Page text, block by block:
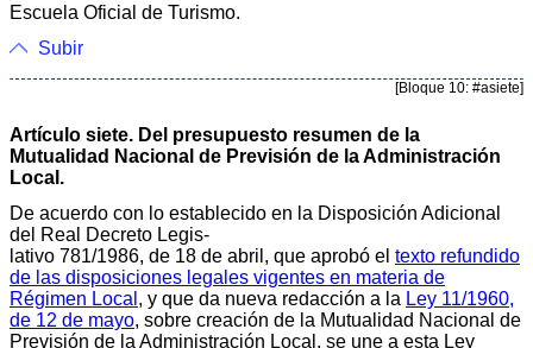
Escuela Oficial de Turismo.
Subir
[Bloque 10: #asiete]
Artículo siete. Del presupuesto resumen de la
Mutualidad Nacional de Previsión de la Administración
Local.
De acuerdo con lo establecido en la Disposición Adicional
del Real Decreto Legis-
lativo 781/1986, de 18 de abril, que aprobó el texto refundido
de las disposiciones legales vigentes en materia de
Régimen Local , y que da nueva redacción a la Ley 11/1960,
de 12 de mayo, sobre creación de la Mutualidad Nacional de
Previsión de la Administración Local, se une a esta Ley